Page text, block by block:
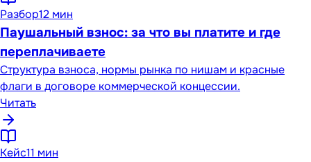
Разбор12 мин
Паушальный взнос: за что вы платите и где
переплачиваете
Структура взноса, нормы рынка по нишам и красные
флаги в договоре коммерческой концессии.
Читать
Кейс11 мин